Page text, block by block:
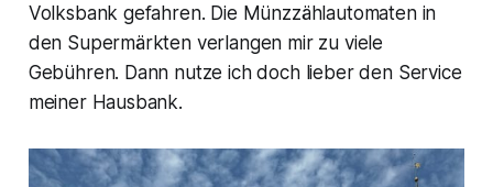
Volksbank gefahren. Die Münzzählautomaten in
den Supermärkten verlangen mir zu viele
Gebühren. Dann nutze ich doch lieber den Service
meiner Hausbank.